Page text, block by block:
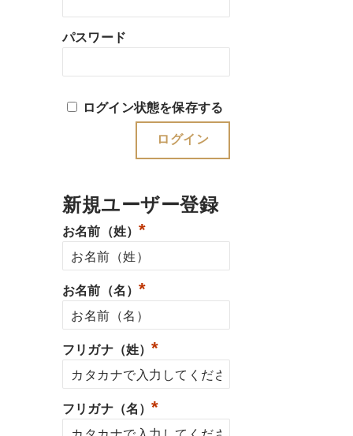
パスワード
ログイン状態を保存する
新規ユーザー登録
お名前（姓）*
お名前（名）*
フリガナ（姓）*
フリガナ（名）*